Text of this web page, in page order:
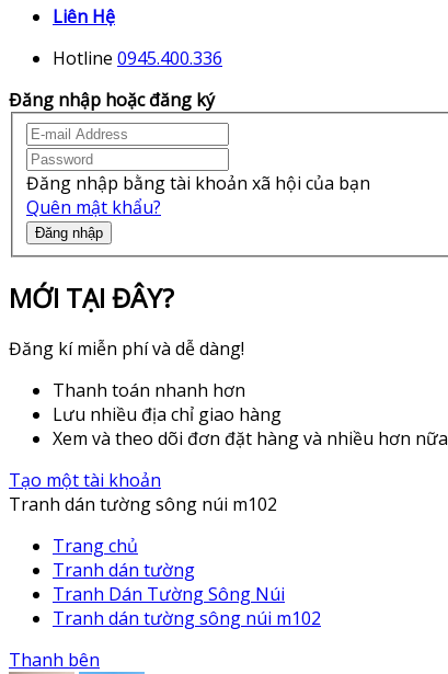
Liên Hệ
Hotline 0945.400.336
Đăng nhập hoặc đăng ký
Đăng nhập bằng tài khoản xã hội của bạn
Quên mật khẩu?
Đăng nhập
MỚI TẠI ĐÂY?
Đăng kí miễn phí và dễ dàng!
Thanh toán nhanh hơn
Lưu nhiều địa chỉ giao hàng
Xem và theo dõi đơn đặt hàng và nhiều hơn nữa
Tạo một tài khoản
Tranh dán tường sông núi m102
Trang chủ
Tranh dán tường
Tranh Dán Tường Sông Núi
Tranh dán tường sông núi m102
Thanh bên